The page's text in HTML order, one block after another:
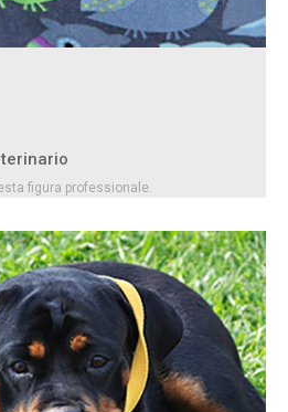
figura professionale.